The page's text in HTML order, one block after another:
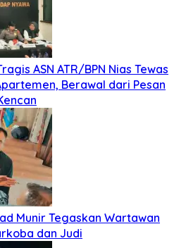
ASN ATR/BPN Nias Tewas
Berawal dari Pesan
Munir Tegaskan Wartawan
dan Judi